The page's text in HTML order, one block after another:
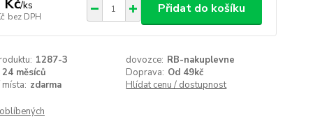
/ks
bez DPH
Přidat do košíku
1287-3 dovozce: RB-nakuplevne
24 měsíců
Doprava: Od 49kč
zdarma Hlídat cenu / dostupnost